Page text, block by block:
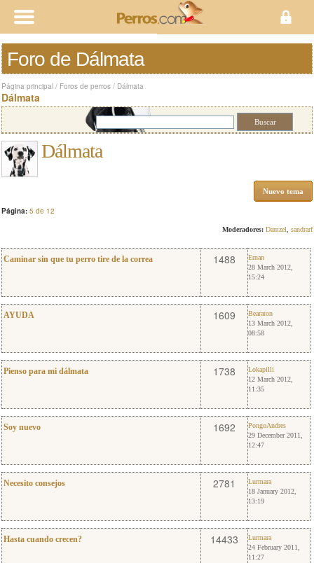
Foro de Dálmata
Página principal / Foros de perros / Dálmata
Dálmata
Dálmata
Nuevo tema
Página: 5 de 12
Moderadores: Damzel sandrarf
Caminar sin que tu perro tire de la correa Ernan1488
Ernan
28 March 2012,
15:24
AYUDA Bearaton
1609
Bearaton
13 March 2012,
08:58
Pienso para mi dálmata Lokapilli
1738
Lokapilli
12 March 2012,
11:35
Soy nuevo PongoAndres
1692
PongoAndres
29 December 2011,
12:47
Necesito consejos Lurmara
2781
Lurmara
18 January 2012,
13:19
Hasta cuando crecen? Lurmara
14433
Lurmara
24 February 2011,
11:27